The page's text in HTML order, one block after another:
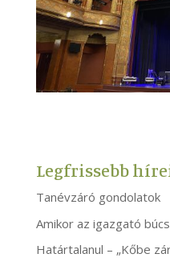
Legfrissebb
Tanévzáró gondolatok
Amikor az igazgató
Határtalanul – „Kőbe